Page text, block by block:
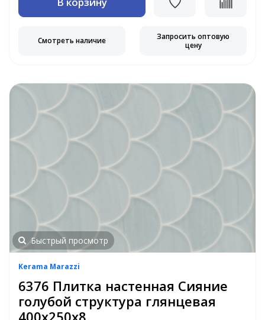
Смотреть наличие
Запросить оптовую
цену
Быстрый просмотр
Kerama Marazzi
6376 Плитка настенная Сияние
голубой структура глянцевая